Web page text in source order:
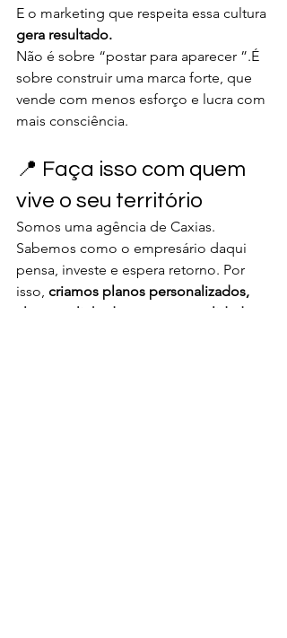
E o marketing que respeita essa cultura
gera resultado.
Não é sobre “postar para aparecer ”.É
sobre construir uma marca forte, que
vende com menos esforço e lucra com
mais consciência.
📍 Faça isso com quem
vive o seu território
Somos uma agência de Caxias.
Sabemos como o empresário daqui
pensa, investe e espera retorno. Por
isso, criamos planos personalizados,
claros e alinhados com sua realidade.